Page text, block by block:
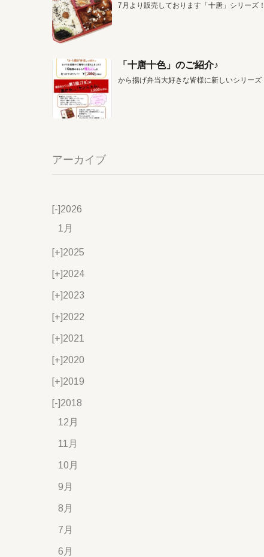
7月より販売しております「十唐」シリーズ
「十唐十色」のご紹介♪
から揚げ弁当大好きな皆様に新しいシリーズ
アーカイブ
[-]2026
1月
[+]2025
[+]2024
[+]2023
[+]2022
[+]2021
[+]2020
[+]2019
[-]2018
12月
11月
10月
9月
8月
7月
6月